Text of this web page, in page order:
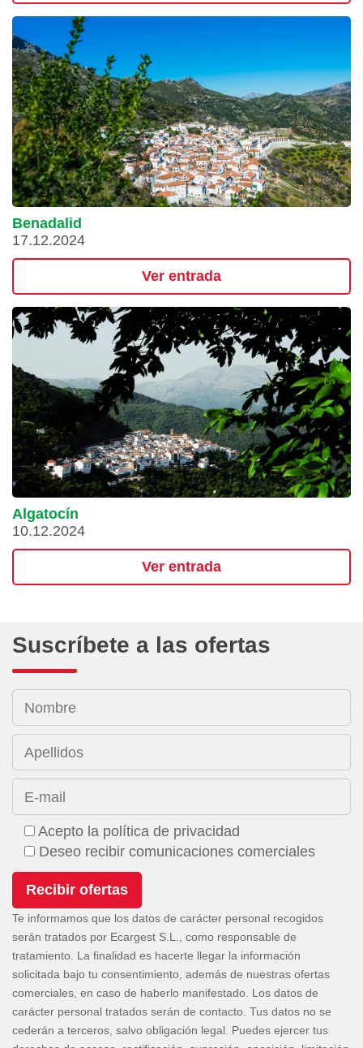
Benadalid
17.12.2024
Ver entrada
Algatocín
10.12.2024
Ver entrada
Suscríbete a las ofertas
Nombre
Apellidos
E-mail
Acepto la política de privacidad
Deseo recibir comunicaciones comerciales
Te informamos que los datos de carácter personal recogidos
serán tratados por Ecargest S.L., como responsable de
tratamiento. La finalidad es hacerte llegar la información
solicitada bajo tu consentimiento, además de nuestras ofertas
comerciales, en caso de haberlo manifestado. Los datos de
carácter personal tratados serán de contacto. Tus datos no se
cederán a terceros, salvo obligación legal. Puedes ejercer tus